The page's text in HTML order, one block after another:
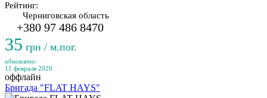
Рейтинг:
Черниговская область
+380 97 486 8470
35 грн / м.пог.
обновлено:
11 февраля 2020
оффлайн
Бригада "FLAT HAYS"